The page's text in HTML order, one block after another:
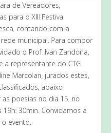
de Vereadores,
para o XIII Festival
contando com a
municipal. Para compor
o Prof. Ivan Zandona,
a representante do CTG
Marcolan, jurados estes,
abaixo
poesias no dia 15, no
30min. Convidamos a
evento.